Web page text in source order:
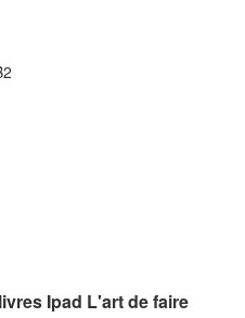
Ipad L'art de faire